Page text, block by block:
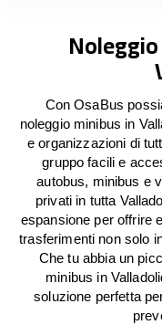
Con OsaBus
noleggio minibus in
e organizzazioni di
gruppo facili e
autobus, minibus e
privati in tutta
espansione per offrire
trasferimenti non solo
Che tu abbia un
minibus in
soluzione perfetta